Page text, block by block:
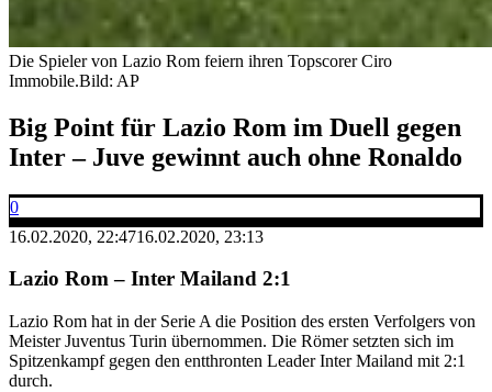
Die Spieler von Lazio Rom feiern ihren Topscorer Ciro
Immobile.Bild: AP
Big Point für Lazio Rom im Duell gegen
Inter – Juve gewinnt auch ohne Ronaldo
0
16.02.2020, 22:4716.02.2020, 23:13
Lazio Rom – Inter Mailand 2:1
Lazio Rom hat in der Serie A die Position des ersten Verfolgers von
Meister Juventus Turin übernommen. Die Römer setzten sich im
Spitzenkampf gegen den entthronten Leader Inter Mailand mit 2:1
durch.